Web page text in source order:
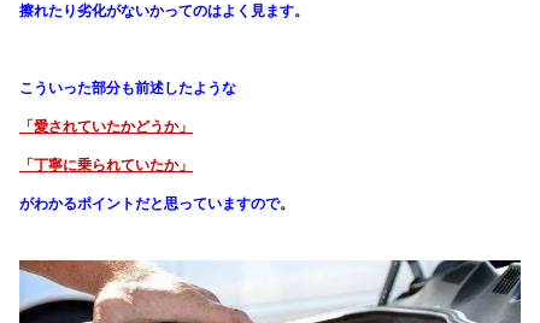
擦れたり劣化がないかってのはよく見ます。
こういった部分も前述したような
「愛されていたかどうか」
「丁寧に乗られていたか」
がわかるポイントだと思っていますので。